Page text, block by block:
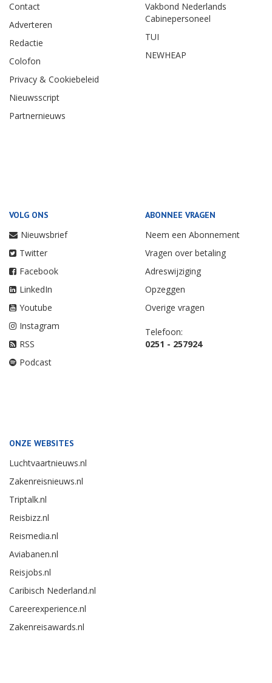
Contact
Adverteren
Redactie
Colofon
Privacy & Cookiebeleid
Nieuwsscript
Partnernieuws
Vakbond Nederlands
Cabinepersoneel
TUI
NEWHEAP
VOLG ONS
Nieuwsbrief
Twitter
Facebook
LinkedIn
Youtube
Instagram
RSS
Podcast
ABONNEE VRAGEN
Neem een Abonnement
Vragen over betaling
Adreswijziging
Opzeggen
Overige vragen
Telefoon:
0251 - 257924
ONZE WEBSITES
Luchtvaartnieuws.nl
Zakenreisnieuws.nl
Triptalk.nl
Reisbizz.nl
Reismedia.nl
Aviabanen.nl
Reisjobs.nl
Caribisch Nederland.nl
Careerexperience.nl
Zakenreisawards.nl